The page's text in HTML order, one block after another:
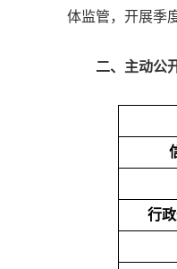
体监管，开展季
二、主动公
行